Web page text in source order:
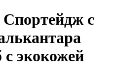
с
экокожей